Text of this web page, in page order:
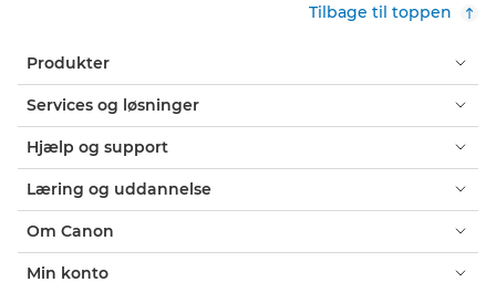
Tilbage til toppen
Produkter
Services og løsninger
Hjælp og support
Læring og uddannelse
Om Canon
Min konto